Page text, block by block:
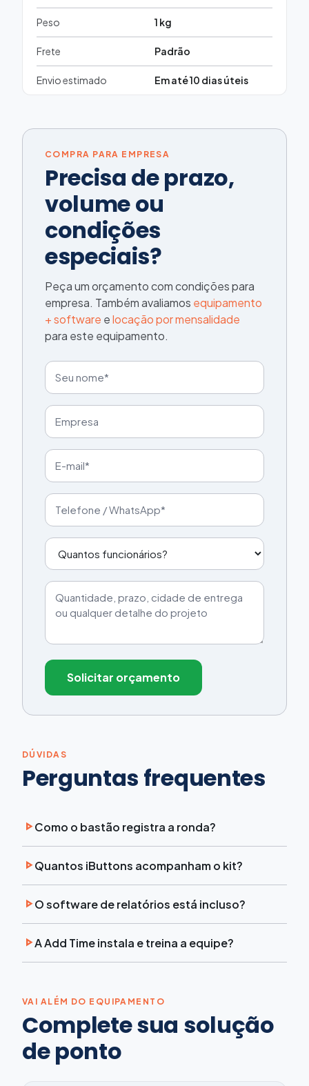
Peso 1 kg
Frete Padrão
Envio estimado Em até 10 dias úteis
COMPRA PARA EMPRESA
Precisa de prazo,
volume ou
condições
especiais?
Peça um orçamento com condições para
empresa. Também avaliamos equipamento
+ software elocação por mensalidade
para este equipamento.
Solicitar orçamento
DÚVIDAS
Perguntas frequentes
Como o bastão registra a ronda?
Quantos iButtons acompanham o kit?
O software de relatórios está incluso?
A Add Time instala e treina a equipe?
VAI ALÉM DO EQUIPAMENTO
Complete sua solução
de ponto